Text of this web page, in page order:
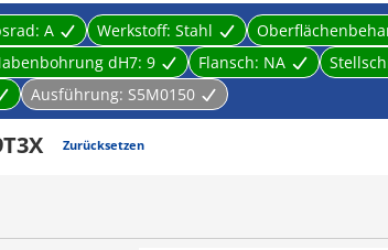
A Werkstoff: Stahl
dH7: 9 Flansch: NA
Ausführung: S5M0150
Zurücksetzen